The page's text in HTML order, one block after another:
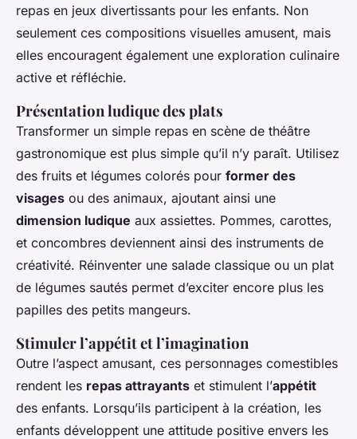
repas en jeux divertissants pour les enfants. Non
seulement ces compositions visuelles amusent, mais
elles encouragent également une exploration culinaire
active et réfléchie.
Présentation ludique des plats
Transformer un simple repas en scène de théâtre
gastronomique est plus simple qu’il n’y paraît. Utilisez
des fruits et légumes colorés pour former des
visages ou des animaux, ajoutant ainsi une
dimension ludique aux assiettes. Pommes, carottes,
et concombres deviennent ainsi des instruments de
créativité. Réinventer une salade classique ou un plat
de légumes sautés permet d’exciter encore plus les
papilles des petits mangeurs.
Stimuler l’appétit et l’imagination
Outre l’aspect amusant, ces personnages comestibles
rendent les repas attrayants et stimulent l’appétit
des enfants. Lorsqu’ils participent à la création, les
enfants développent une attitude positive envers les